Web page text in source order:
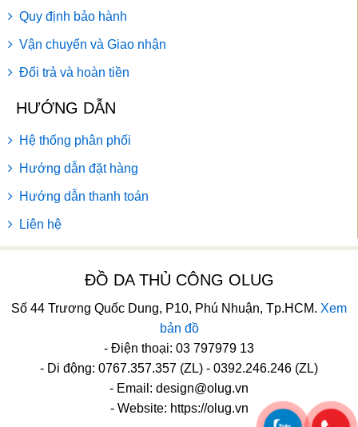
Quy định bảo hành
Vận chuyển và Giao nhận
Đổi trả và hoàn tiền
HƯỚNG DẪN
Hệ thống phân phối
Hướng dẫn đặt hàng
Hướng dẫn thanh toán
Liên hệ
ĐỒ DA THỦ CÔNG OLUG
Số 44 Trương Quốc Dung, P10, Phú Nhuận, Tp.HCM. Xem
bản đồ
- Điện thoại: 03 797979 13
- Di động: 0767.357.357 (ZL) - 0392.246.246 (ZL)
- Email: design@olug.vn
- Website: https://olug.vn